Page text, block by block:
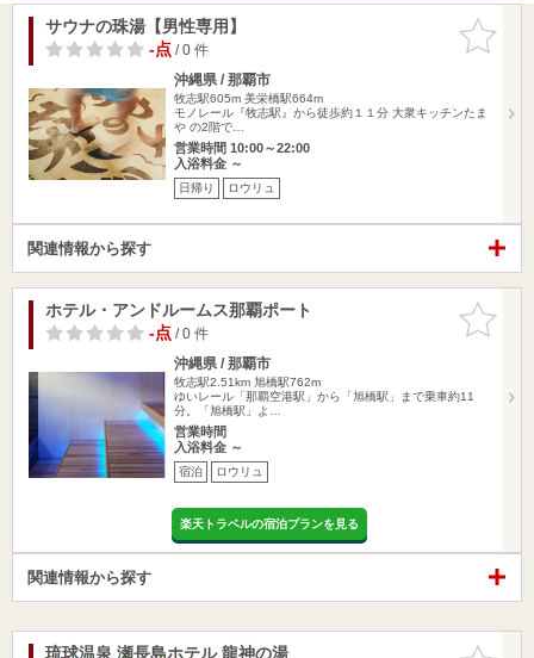
お気に入
りに追加
サウナの珠湯【男性専用】
-点/ 0 件
沖縄県 / 那覇市
牧志駅605m 美栄橋駅664m
モノレール『牧志駅』から徒歩約１１分 大衆キッチンたま
や の2階で…
営業時間 10:00～22:00
入浴料金 ～
日帰り ロウリュ
関連情報から探す
お気に入
りに追加
ホテル・アンドルームス那覇ポート
-点/ 0 件
沖縄県 / 那覇市
牧志駅2.51km 旭橋駅762m
ゆいレール「那覇空港駅」から「旭橋駅」まで乗車約11
分。「旭橋駅」よ…
営業時間
入浴料金 ～
宿泊 ロウリュ
楽天トラベルの宿泊プランを見る
関連情報から探す
お気に入
琉球温泉 瀬長島ホテル 龍神の湯